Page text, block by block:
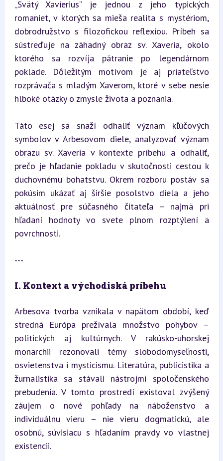
„Svätý Xavierius“ je jednou z jeho typických
romaniet, v ktorých sa mieša realita s mystériom,
dobrodružstvo s filozofickou reflexiou. Príbeh sa
sústreďuje na záhadný obraz sv. Xaveria, okolo
ktorého sa rozvíja pátranie po legendárnom
poklade. Dôležitým motívom je aj priateľstvo
rozprávača s mladým Xaverom, ktoré v sebe nesie
hlboké otázky o zmysle života a poznania.
Táto esej sa snaží odhaliť význam kľúčových
symbolov v Arbesovom diele, analyzovať význam
obrazu sv. Xaveria v kontexte príbehu a odhaliť,
prečo je hľadanie pokladu v skutočnosti cestou k
duchovnému bohatstvu. Okrem rozboru postáv sa
pokúsim ukázať aj širšie posolstvo diela a jeho
aktuálnosť pre súčasného čitateľa – najmä pri
hľadaní hodnoty vo svete plnom rozptýlení a
povrchnosti.
---
I. Kontext a východiská príbehu
Arbesova tvorba vznikala v napätom období, keď
stredná Európa prežívala množstvo pohybov –
politických aj kultúrnych. V rakúsko-uhorskej
monarchii rezonovali témy slobodomyseľnosti,
osvietenstva i mysticismu. Literatúra, publicistika a
žurnalistika sa stávali nástrojmi spoločenského
prebudenia. V tomto prostredí existoval zvýšený
záujem o nové pohľady na náboženstvo a
individuálnu vieru – nie vieru dogmatickú, ale
osobnú, súvisiacu s hľadaním pravdy vo vlastnej
existencii.